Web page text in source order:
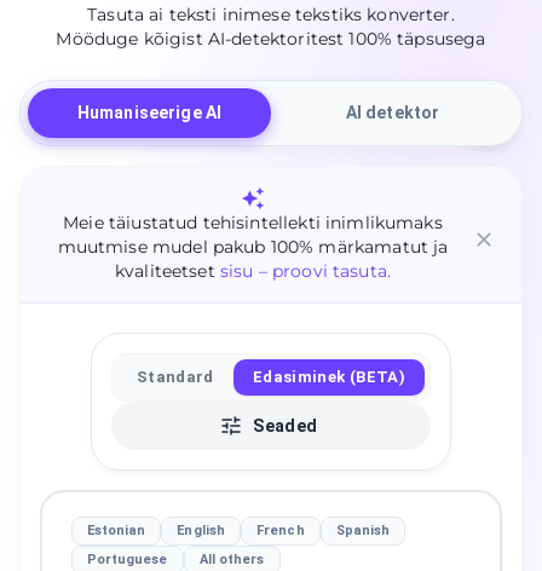
Tasuta ai teksti inimese tekstiks konverter.
Mööduge kõigist AI-detektoritest 100% täpsusega
Humaniseerige AI AI detektor
Meie täiustatud tehisintellekti inimlikumaks
muutmise mudel pakub 100% märkamatut ja
kvaliteetset sisu – proovi tasuta.
Standard Edasiminek (BETA)
Seaded
Estonian English French
Spanish
Portuguese
All others